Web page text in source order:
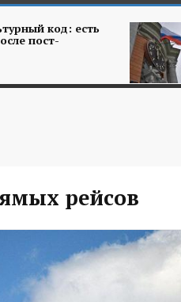
код: есть
пост-
рейсов